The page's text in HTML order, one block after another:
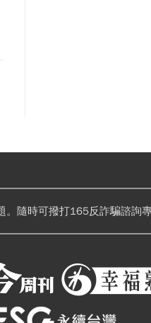
隨時可撥打165反詐騙諮詢專